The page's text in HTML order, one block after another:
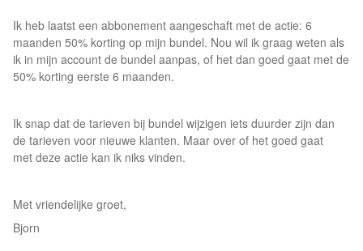
Ik heb laatst een abbonement aangeschaft met de actie: 6
maanden 50% korting op mijn bundel. Nou wil ik graag weten als
ik in mijn account de bundel aanpas, of het dan goed gaat met de
50% korting eerste 6 maanden.
Ik snap dat de tarieven bij bundel wijzigen iets duurder zijn dan
de tarieven voor nieuwe klanten. Maar over of het goed gaat
met deze actie kan ik niks vinden.
Met vriendelijke groet,
Bjorn